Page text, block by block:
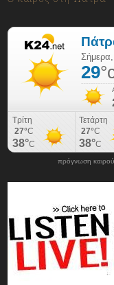
πρόγνωση